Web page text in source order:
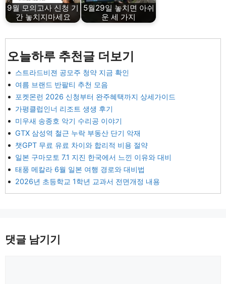
9월 모의고사 신청 기
간 놓치지마세요
5월29일 놓치면 아쉬
운 세 가지
오늘하루 추천글 더보기
스트라드비젼 공모주 청약 지금 확인
여름 브랜드 반팔티 추천 모음
포켓몬런 2026 신청부터 완주혜택까지 상세가이드
가평클럽인너 리조트 생생 후기
미우새 송종호 악기 수리공 이야기
GTX 삼성역 철근 누락 부동산 단기 악재
챗GPT 무료 유료 차이와 합리적 비용 절약
일본 구마모토 7.1 지진 한국에서 느낀 이유와 대비
태풍 메칼라 6월 일본 여행 경로와 대비법
2026년 초등학교 1학년 교과서 전면개정 내용
댓글 남기기